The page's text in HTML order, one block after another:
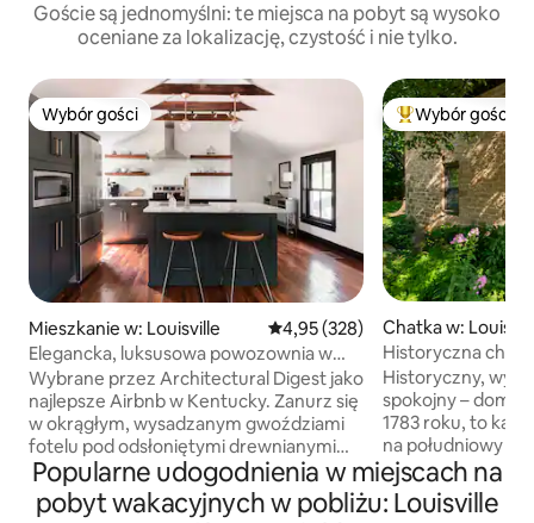
Goście są jednomyślni: te miejsca na pobyt są wysoko
oceniane za lokalizację, czystość i nie tylko.
Wybór gości
Wybór gości
Mieszkanie w: Louisville Średnia ocena: 4,95 na 5, liczba
4,95 (328)
Elegancka, luksusowa powozownia w
idealnej lokalizacji
Wybrane przez Architectural Digest jako
najlepsze Airbnb w Kentucky. Zanurz się
w okrągłym, wysadzanym gwoździami
fotelu pod odsłoniętymi drewnianymi
belkami w pełnym charakteru wnętrzu
w stylu minimalistycznym
i nowoczesnym. Ta zabytkowa
Wybór gości
Chatka w:
Historyczna
Historyczny,
spokojny – dom
1783 roku, to
na południowy
akrach posiadłości. W pobliżu
szlaku burbona,
chatka i duża
Popularne udogodnienia w miejscach na
pobyt wakacyjnych w pobliżu: Louisville